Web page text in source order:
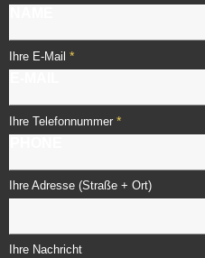
Ihre E-Mail *
Ihre Telefonnummer *
Ihre Adresse (Straße + Ort)
Ihre Nachricht